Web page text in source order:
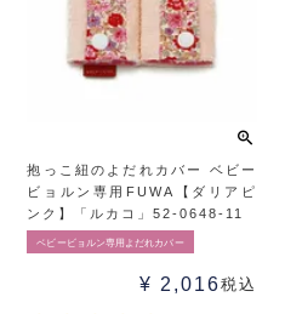
抱っこ紐のよだれカバー ベビー
ビョルン専用FUWA【ダリアピ
ンク】「ルカコ」52-0648-11
ベビービョルン専用よだれカバー
¥ 2,016税込